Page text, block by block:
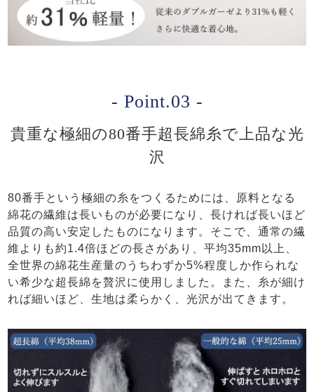
- Point.03 -
貴重な極細の80番手超長綿糸で上品な光
沢
80番手という極細の糸をつくるためには、原料となる
綿花の繊維は長いものが必要になり、長ければ長いほど
品質の高い安定したものになります。そこで、通常の繊
維よりも約1.4倍ほどの長さがあり、平均35mm以上、
全世界の綿花生産量のうちわずか5%程度しか作られな
い希少な超長綿を贅沢に使用しました。また、糸が細け
れば細いほど、生地は柔らかく、光沢が出てきます。